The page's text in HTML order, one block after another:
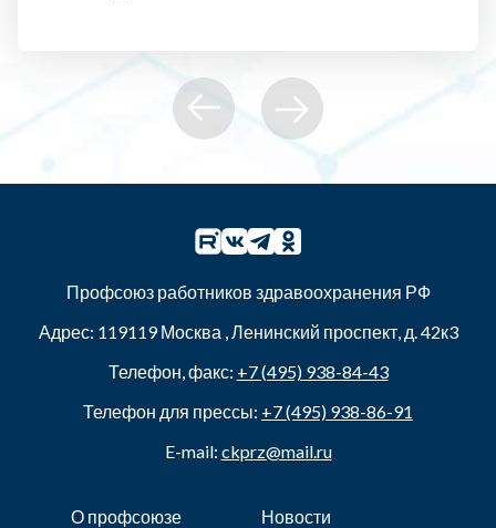
Профсоюз работников здравоохранения РФ
Адрес: 119119Москва ,Ленинский проспект, д. 42к3
Телефон, факс: +7 (495) 938-84-43
Телефон для прессы: +7 (495) 938-86-91
E-mail: ckprz@mail.ru
О профсоюзе Новости